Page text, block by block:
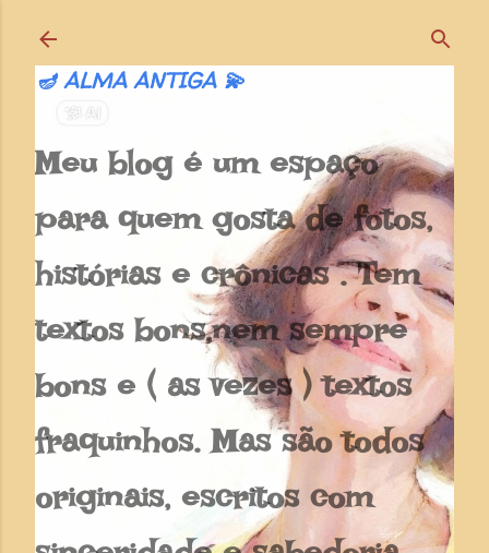
🪔 ALMA ANTIGA 💫
Meu blog é um espaço
para quem gosta de fotos,
histórias e crônicas . Tem
textos bons,nem sempre
bons e ( as vezes ) textos
fraquinhos. Mas são todos
originais, escritos com